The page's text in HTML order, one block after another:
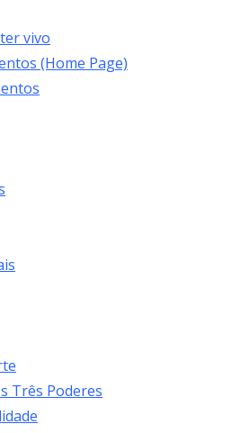
vivo
(Home Page)
Três Poderes